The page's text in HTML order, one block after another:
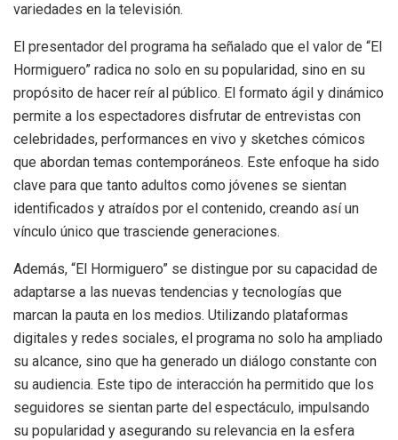
variedades en la televisión.
El presentador del programa ha señalado que el valor de “El
Hormiguero” radica no solo en su popularidad, sino en su
propósito de hacer reír al público. El formato ágil y dinámico
permite a los espectadores disfrutar de entrevistas con
celebridades, performances en vivo y sketches cómicos
que abordan temas contemporáneos. Este enfoque ha sido
clave para que tanto adultos como jóvenes se sientan
identificados y atraídos por el contenido, creando así un
vínculo único que trasciende generaciones.
Además, “El Hormiguero” se distingue por su capacidad de
adaptarse a las nuevas tendencias y tecnologías que
marcan la pauta en los medios. Utilizando plataformas
digitales y redes sociales, el programa no solo ha ampliado
su alcance, sino que ha generado un diálogo constante con
su audiencia. Este tipo de interacción ha permitido que los
seguidores se sientan parte del espectáculo, impulsando
su popularidad y asegurando su relevancia en la esfera